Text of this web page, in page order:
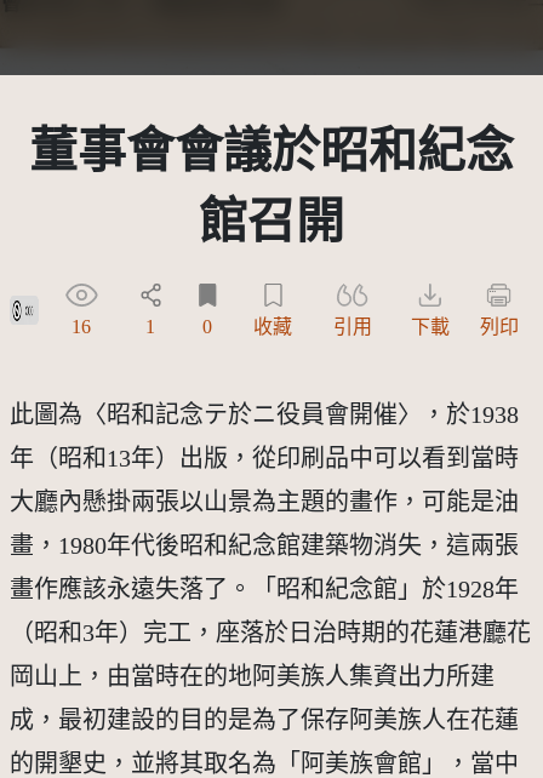
董事會會議於昭和紀念
館召開
公眾領域貢獻宣告(CC0)
16 1 0 收藏 引用 下載 列印
此圖為〈昭和記念テ於ニ役員會開催〉，於1938
年（昭和13年）出版，從印刷品中可以看到當時
大廳內懸掛兩張以山景為主題的畫作，可能是油
畫，1980年代後昭和紀念館建築物消失，這兩張
畫作應該永遠失落了。「昭和紀念館」於1928年
（昭和3年）完工，座落於日治時期的花蓮港廳花
岡山上，由當時在的地阿美族人集資出力所建
成，最初建設的目的是為了保存阿美族人在花蓮
的開墾史，並將其取名為「阿美族會館」，當中